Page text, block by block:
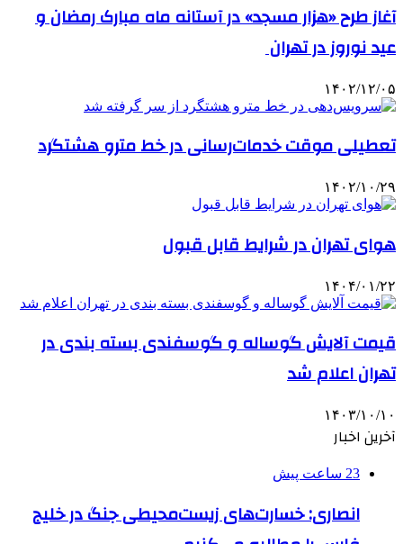
آغاز طرح «هزار مسجد» در آستانه ماه مبارک رمضان و
عید نوروز در تهران
۱۴۰۲/۱۲/۰۵
تعطیلی موقت خدمات‌رسانی در خط مترو هشتگرد
۱۴۰۲/۱۰/۲۹
هوای تهران در شرایط قابل قبول
۱۴۰۴/۰۱/۲۲
قیمت آلایش گوساله و گوسفندی بسته بندی در
تهران اعلام شد
۱۴۰۳/۱۰/۱۰
آخرین اخبار
23 ساعت پیش
انصاری: خسارت‌های زیست‌محیطی جنگ در خلیج